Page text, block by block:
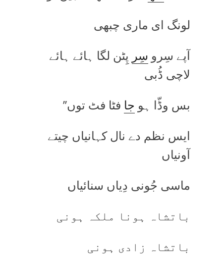
لونگ ای ماری چبھی
آپے سِرو سِر پِٹن لگا ہائے ہائے
لاچی ڈُبی
بس وڈّا ہو جا فٹا فٹ توں’’
ایس نظم دے نال کہانیاں چیتے
آونیاں
ماسی جُونی دِیاں سنائیاں
باتشاہ ہونا ملکہ ہونی
باتشاہ زادی ہونی